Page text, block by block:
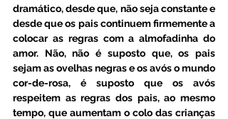
dramático, desde que, não seja constante e
desde que os pais continuem firmemente a
colocar as regras com a almofadinha do
amor. Não, não é suposto que, os pais
sejam as ovelhas negras e os avós o mundo
cor-de-rosa, é suposto que os avós
respeitem as regras dos pais, ao mesmo
tempo, que aumentam o colo das crianças